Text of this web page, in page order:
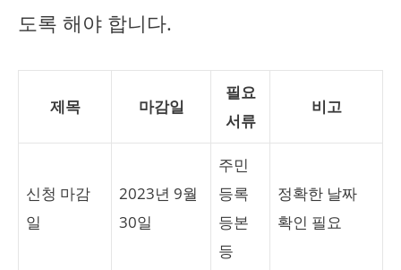
도록 해야 합니다.
제목 마감일
필요
서류
비고
신청 마감
일
2023년 9월
30일
주민
등록
등본
등
정확한 날짜
확인 필요